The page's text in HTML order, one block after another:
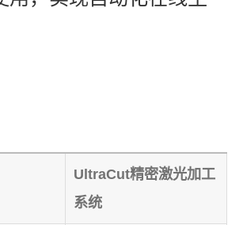
UltraCut精密激光加工
系统